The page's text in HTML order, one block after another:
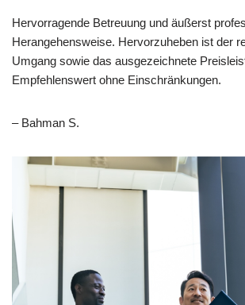
Hervorragende Betreuung und äußerst
Herangehensweise. Hervorzuheben ist der
Umgang sowie das ausgezeichnete
Empfehlenswert ohne Einschränkungen.
– Bahman S.